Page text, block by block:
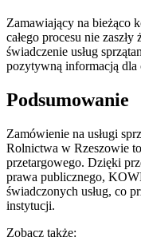
Zamawiający na bieżąco
całego procesu nie
świadczenie usług
pozytywną informacją dla
Podsumowanie
Zamówienie na usługi
Rolnictwa w Rzeszowie
przetargowego. Dzięki
prawa publicznego,
świadczonych usług, co
instytucji.
Zobacz także: